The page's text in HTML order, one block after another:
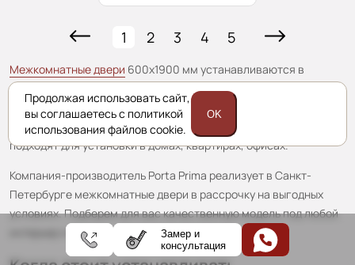
1 2 3 4 5
Межкомнатные двери 600х1900 мм устанавливаются в
нестандартные по габаритам проемы. Их монтаж позволяет
уменьшить объем ремонтных работ, связанных с изменением
размеров отверстий под дверные конструкции. Полотна
подходят для установки в домах, квартирах, офисах.
Компания-производитель Porta Prima реализует в Санкт-
Петербурге межкомнатныедвери в рассрочку на выгодных
условиях. Подберем для вас качественную модель под любой
интерьер и бюджет.
Замер и
консультация
Продолжая использовать сайт,
вы соглашаетесь с политикой
использования файлов cookie.
OK